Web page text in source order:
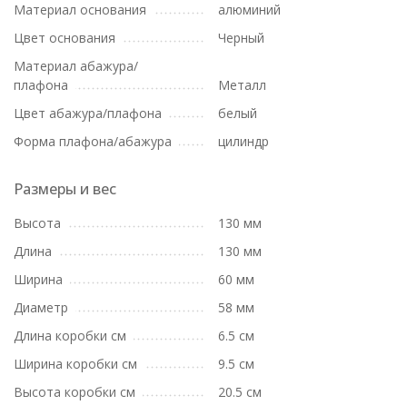
Материал основания
алюминий
Цвет основания
Черный
Материал абажура/
плафона
Металл
Цвет абажура/плафона
белый
Форма плафона/абажура
цилиндр
Размеры и вес
Высота
130 мм
Длина
130 мм
Ширина
60 мм
Диаметр
58 мм
Длина коробки см
6.5 см
Ширина коробки см
9.5 см
Высота коробки см
20.5 см